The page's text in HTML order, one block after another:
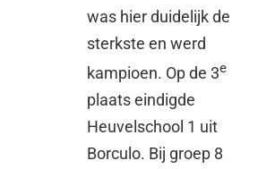
was hier duidelijk de
sterkste en werd
kampioen. Op de 3e
plaats eindigde
Heuvelschool 1 uit
Borculo. Bij groep 8